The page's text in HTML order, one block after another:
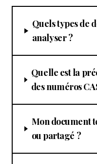
Quels types de
analyser ?
Quelle est la
des numéros
Mon document
ou partagé ?